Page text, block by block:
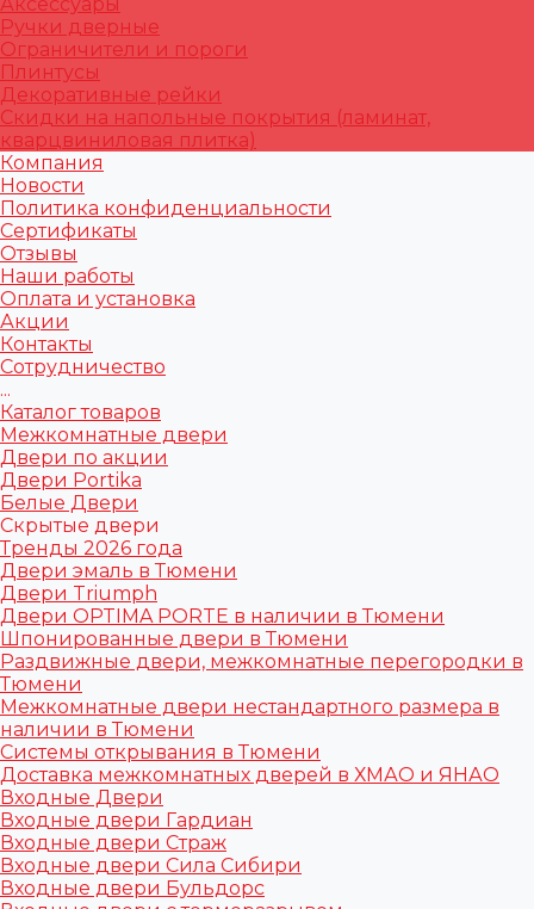
Ручки дверные
Ограничители и пороги
Плинтусы
Декоративные рейки
Скидки на напольные покрытия (ламинат,
кварцвиниловая плитка)
Компания
Новости
Политика конфиденциальности
Сертификаты
Отзывы
Наши работы
Оплата и установка
Акции
Контакты
Сотрудничество
...
Каталог товаров
Межкомнатные двери
Двери по акции
Двери Portika
Белые Двери
Скрытые двери
Тренды 2026 года
Двери эмаль в Тюмени
Двери Triumph
Двери OPTIMA PORTE в наличии в Тюмени
Шпонированные двери в Тюмени
Раздвижные двери, межкомнатные перегородки в
Тюмени
Межкомнатные двери нестандартного размера в
наличии в Тюмени
Системы открывания в Тюмени
Доставка межкомнатных дверей в ХМАО и ЯНАО
Входные Двери
Входные двери Гардиан
Входные двери Страж
Входные двери Сила Сибири
Входные двери Бульдорс